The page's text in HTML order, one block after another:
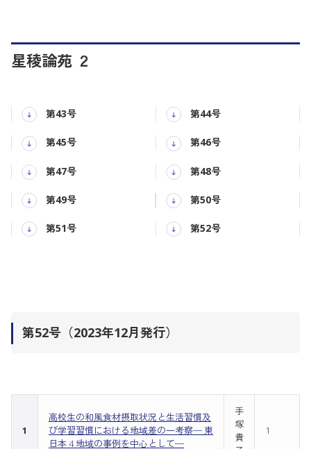
星稜論苑 ２
第43号 第44号
第45号 第46号
第47号 第48号
第49号 第50号
第51号 第52号
第52号（2023年12月発行）
1
高校生の和風食材摂取状況と生活習慣及
び学習習慣における地域差の一考察─ 東
日本 4 地域の事例を中心として─
手
塚
貴
1